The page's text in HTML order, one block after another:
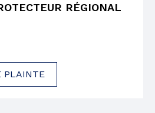
RÉGIONAL
PLAINTE